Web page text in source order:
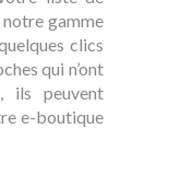
Thule
beige
Vert doux
armée
Nude
gamme
clics
qui n’ont
ils peuvent
e-boutique